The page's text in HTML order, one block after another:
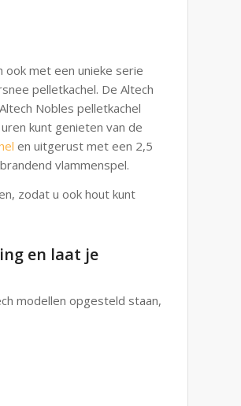
ook met een unieke serie
pelletkachel. De Altech
Nobles pelletkachel
kunt genieten van de
en uitgerust met een 2,5
vlammenspel.
zodat u ook hout kunt
en laat je
modellen opgesteld staan,